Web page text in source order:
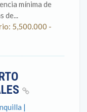
mínima de
de...
5,500.000 -
|